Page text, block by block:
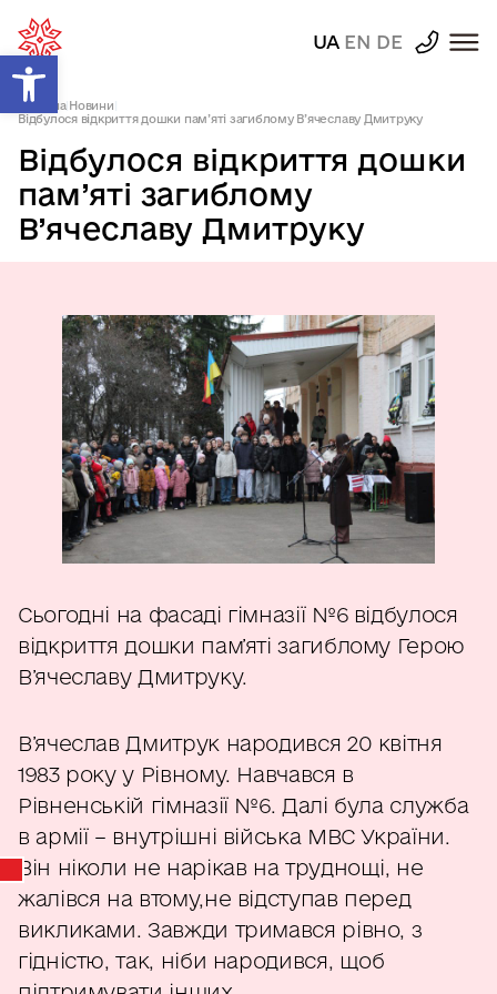
Відкрити Панель інструментів
UA EN DE
Головна| Новини
Відбулося відкриття дошки пам’яті загиблому В’ячеславу Дмитруку
Відбулося відкриття дошки
пам’яті загиблому
В’ячеславу Дмитруку
Сьогодні на фасаді гімназії №6 відбулося
відкриття дошки пам’яті загиблому Герою
В’ячеславу Дмитруку.
В’ячеслав Дмитрук народився 20 квітня
1983 року у Рівному. Навчався в
Рівненській гімназії №6. Далі була служба
в армії – внутрішні війська МВС України.
Він ніколи не нарікав на труднощі, не
жалівся на втому,не відступав перед
викликами. Завжди тримався рівно, з
гідністю, так, ніби народився, щоб